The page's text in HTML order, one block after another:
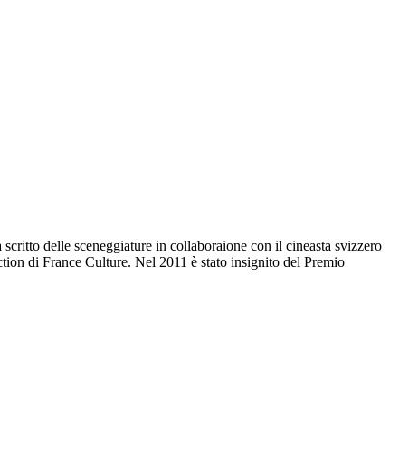
delle sceneggiature in collaboraione con il cineasta svizzero
di France Culture. Nel 2011 è stato insignito del Premio